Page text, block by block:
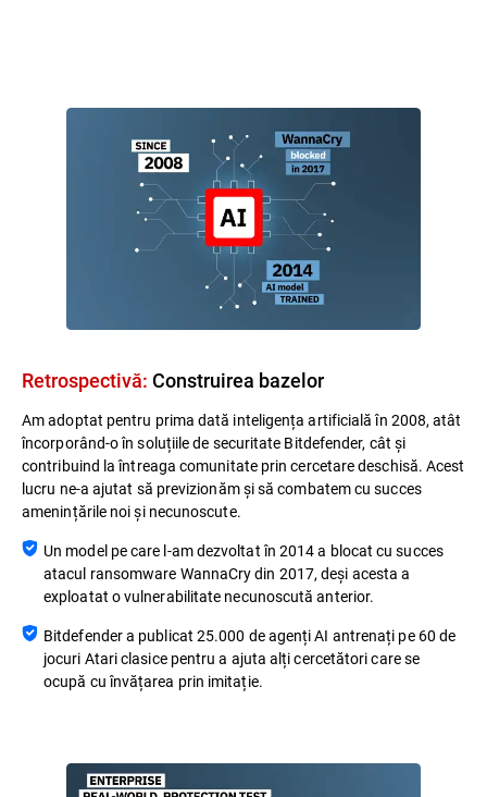
Retrospectivă: Construirea bazelor​
Am adoptat pentru prima dată inteligența artificială în 2008, atât
încorporând-o în soluțiile de securitate Bitdefender, cât și
contribuind la întreaga comunitate prin cercetare deschisă. Acest
lucru ne-a ajutat să previzionăm și să combatem cu succes
amenințările noi și necunoscute.
Un model pe care l-am dezvoltat în 2014 a blocat cu succes
atacul ransomware WannaCry din 2017, deși acesta a
exploatat o vulnerabilitate necunoscută anterior.
Bitdefender a publicat 25.000 de agenți AI antrenați pe 60 de
jocuri Atari clasice pentru a ajuta alți cercetători care se
ocupă cu învățarea prin imitație.